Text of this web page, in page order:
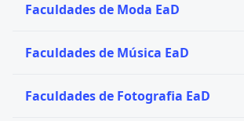
Faculdades de Moda EaD
Faculdades de Música EaD
Faculdades de Fotografia EaD